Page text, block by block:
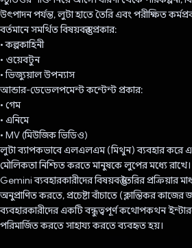
উৎপাদন পর্যন্ত, লুটা হাতে তৈরি এবং পরীক্ষিত
বর্তমানে সমর্থিত বিষয়বস্তুর প্রকার:
• কল্পকাহিনী
• ওয়েবটুন
• ভিজ্যুয়াল উপন্যাস
আন্ডার-ডেভেলপমেন্ট কন্টেন্ট প্রকার:
• গেম
• এনিমে
• MV (মিউজিক ভিডিও)
লুটা ব্যাপকভাবে এলএলএম (মিথুন) ব্যবহার করে
মৌলিকতা নিশ্চিত করতে মানুষকে লুপের মধ্যে রাখে।
Gemini ব্যবহারকারীদের বিষয়বস্তু তৈরির প্রক্রিয়ার
অনুপ্রাণিত করতে, প্রচেষ্টা বাঁচাতে (ক্লান্তিকর
ব্যবহারকারীদের একটি বন্ধুত্বপূর্ণ কথোপকথন
পরিমার্জিত করতে সাহায্য করতে ব্যবহৃত হয়।